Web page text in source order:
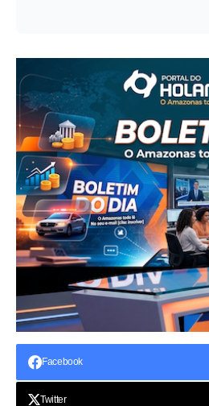
Facebook
Twitter